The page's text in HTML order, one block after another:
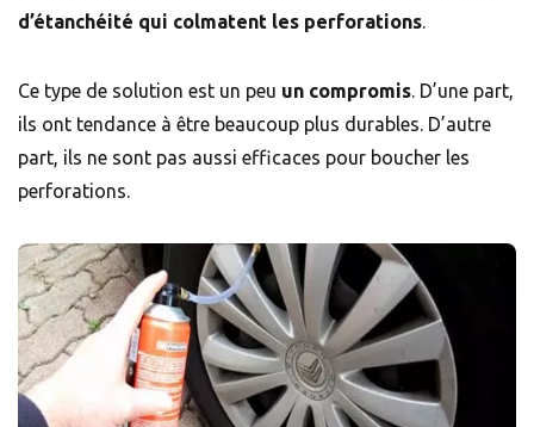
d’étanchéité qui colmatent les perforations.
Ce type de solution est un peu un compromis. D’une part,
ils ont tendance à être beaucoup plus durables. D’autre
part, ils ne sont pas aussi efficaces pour boucher les
perforations.